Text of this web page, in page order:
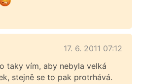
17. 6. 2011 07:12
taky vím, aby nebyla velká
stejně se to pak protrhává.